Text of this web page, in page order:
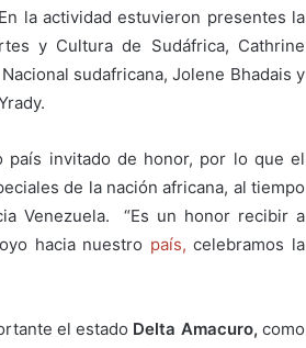
la actividad estuvieron presentes la
y Cultura de Sudáfrica, Cathrine
sudafricana, Jolene Bhadais y
país invitado de honor, por lo que el
de la nación africana, al tiempo
Venezuela. “Es un honor recibir a
hacia nuestro país, celebramos la
el estado Delta Amacuro, como